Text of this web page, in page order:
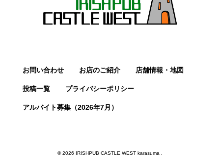
お問い合わせ お店のご紹介 店舗情報・地図
投稿一覧 プライバシーポリシー
アルバイト募集（2026年7月）
© 2026 IRISHPUB CASTLE WEST karasuma .